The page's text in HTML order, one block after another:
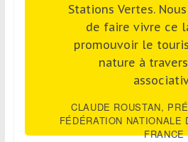
Stations Vertes.
de faire vivre ce
promouvoir le
nature à
CLAUDE ROUSTAN,
FÉDÉRATION NATIONALE
FRANCE